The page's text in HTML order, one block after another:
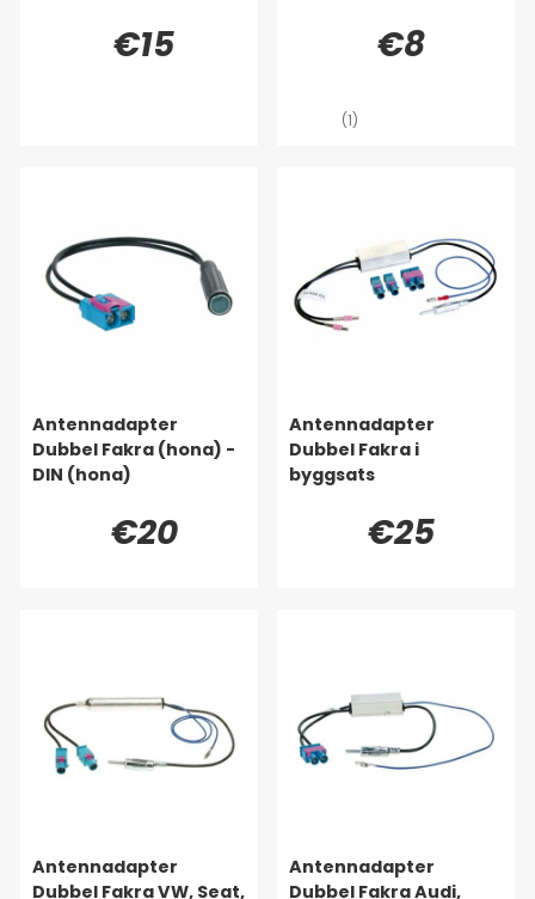
€15 €8
(1)
Antennadapter
Dubbel Fakra (hona) -
DIN (hona)
€20
Antennadapter
Dubbel Fakra i
byggsats
€25
Antennadapter
Dubbel Fakra VW, Seat,
Antennadapter
Dubbel Fakra Audi,